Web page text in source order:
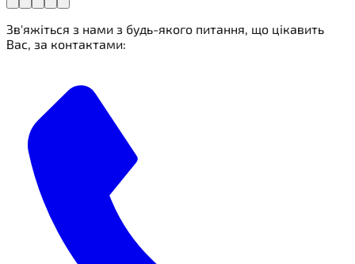
Зв'яжіться з нами з будь-якого питання, що цікавить
Вас, за контактами: